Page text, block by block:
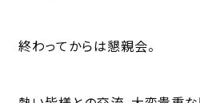
終わってからは懇親会。